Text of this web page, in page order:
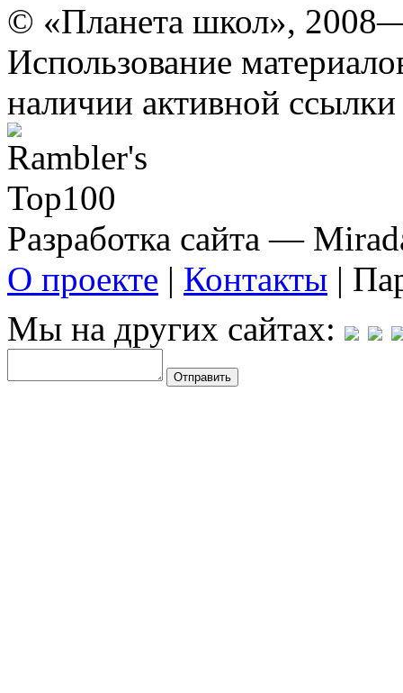
© «Планета школ»,
Использование
наличии активной
Разработка сайта —
О проекте | Контакты |
Мы на других сайтах: